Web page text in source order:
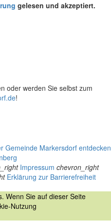
gelesen und akzeptiert.
oder werden Sie selbst zum
!
Impressum chevron_right
Erklärung zur Barrierefreiheit
Wenn Sie auf dieser Seite
Nutzung